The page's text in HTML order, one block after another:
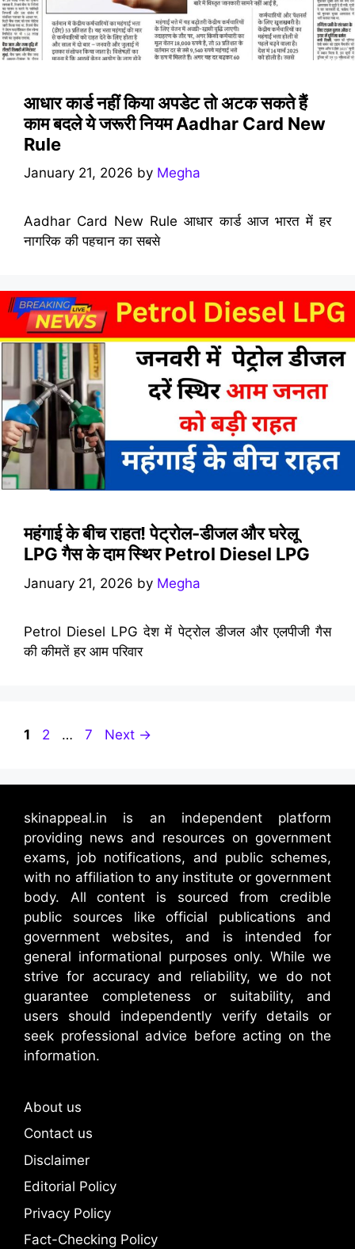
आधार कार्ड नहीं किया अपडेट तो अटक सकते हैं
काम बदले ये जरूरी नियम Aadhar Card New
Rule
January 21, 2026 by Megha
Aadhar Card New Rule आधार कार्ड आज भारत में हर
नागरिक की पहचान का सबसे
महंगाई के बीच राहत! पेट्रोल-डीजल और घरेलू
LPG गैस के दाम स्थिर Petrol Diesel LPG
January 21, 2026 by Megha
Petrol Diesel LPG देश में पेट्रोल डीजल और एलपीजी गैस
की कीमतें हर आम परिवार
Page
1 Page
2 … Page
7 Next →
skinappeal.in is an independent platform
providing news and resources on government
exams, job notifications, and public schemes,
with no affiliation to any institute or government
body. All content is sourced from credible
public sources like official publications and
government websites, and is intended for
general informational purposes only. While we
strive for accuracy and reliability, we do not
guarantee completeness or suitability, and
users should independently verify details or
seek professional advice before acting on the
information.
About us
Contact us
Disclaimer
Editorial Policy
Privacy Policy
Fact-Checking Policy